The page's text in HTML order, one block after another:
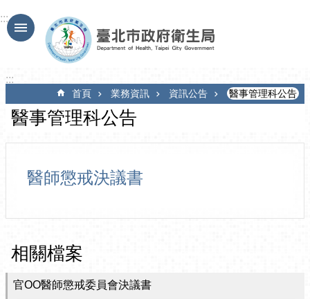
跳到主要內容區塊
:::
:::
首頁 業務資訊 資訊公告 醫事管理科公告
醫事管理科公告
醫師懲戒決議書
相關檔案
官OO醫師懲戒委員會決議書